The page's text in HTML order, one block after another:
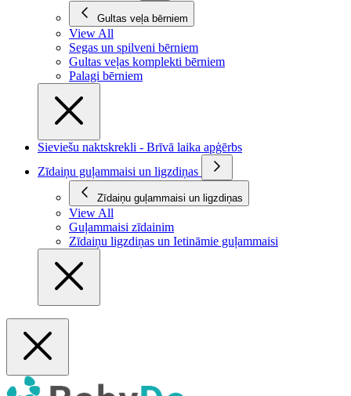
Gultas veļa bērniem
View All
Segas un spilveni bērniem
Gultas veļas komplekti bērniem
Palagi bērniem
Sieviešu naktskrekli - Brīvā laika apģērbs
Zīdaiņu guļammaisi un ligzdiņas
Zīdaiņu guļammaisi un ligzdiņas
View All
Guļammaisi zīdainim
Zīdaiņu ligzdiņas un Ietināmie guļammaisi